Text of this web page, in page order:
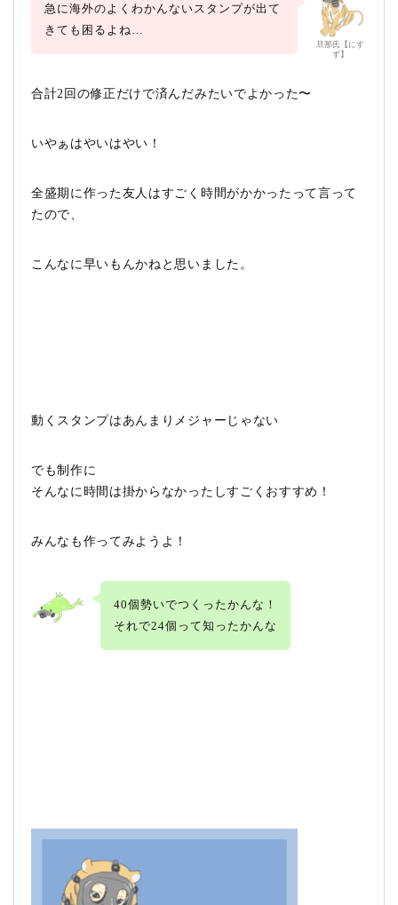
旦那氏【にす
ず】
急に海外のよくわかんないスタンプが出て
きても困るよね…
合計2回の修正だけ で済んだみたいでよかった〜
いやぁはやいはやい！
全盛期に作った友人はすごく時間がかかったって言って
たので、
こんなに早いもんかねと思いました。
動くスタンプはあんまりメジャーじゃない
でも制作に
そんなに時間は掛からなかったしすごくおすすめ！
みんなも作ってみようよ！
40個勢いでつくったかんな！
それで24個って知ったかんな